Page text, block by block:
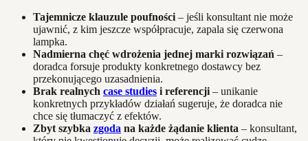
Tajemnicze klauzule poufności – jeśli konsultant nie może
ujawnić, z kim jeszcze współpracuje, zapala się czerwona
lampka.
Nadmierna chęć wdrożenia jednej marki rozwiązań –
doradca forsuje produkty konkretnego dostawcy bez
przekonującego uzasadnienia.
Brak realnych case studies i referencji – unikanie
konkretnych przykładów działań sugeruje, że doradca nie
chce się tłumaczyć z efektów.
Zbyt szybka zgoda na każde żądanie klienta – konsultant,